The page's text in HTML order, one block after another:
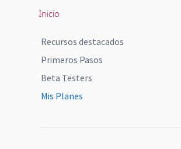
Inicio
Recursos destacados
Primeros Pasos
Beta Testers
Mis Planes